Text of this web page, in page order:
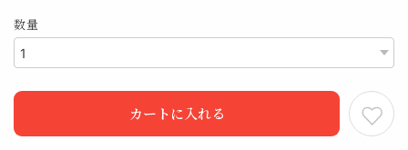
数量
カートに入れる